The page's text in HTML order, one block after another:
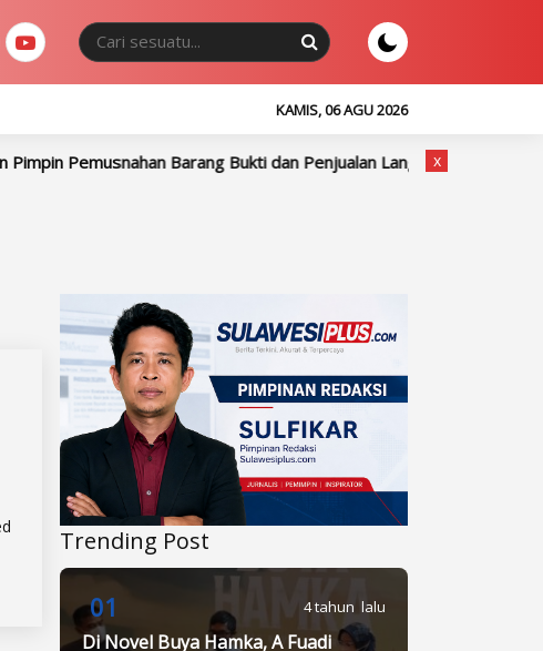
KAMIS, 06 AGU 2026
Pemusnahan Barang Bukti dan Penjualan Langsung di Kejari Sidrap
Trending Post
01 4 tahun lalu
Di Novel Buya Hamka, A Fuadi
x